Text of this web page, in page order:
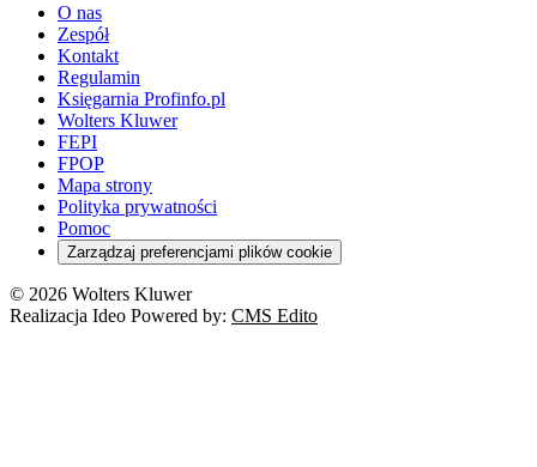
O nas
Zespół
Kontakt
Regulamin
Księgarnia Profinfo.pl
Wolters Kluwer
FEPI
FPOP
Mapa strony
Polityka prywatności
Pomoc
Zarządzaj preferencjami plików cookie
© 2026 Wolters Kluwer
Realizacja Ideo Powered by: CMS Edito